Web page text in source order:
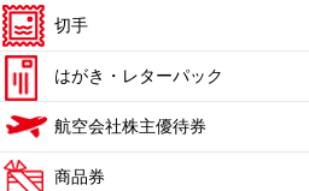
切手
はがき・レターパック
航空会社株主優待券
商品券